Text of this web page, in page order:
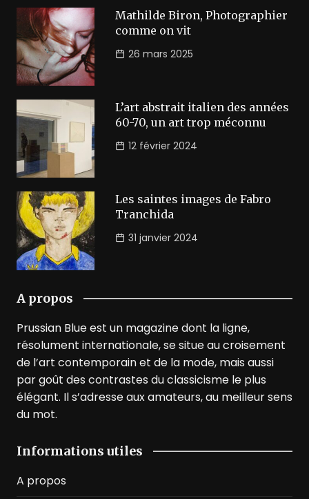
Mathilde Biron, Photographier
comme on vit
26 mars 2025
L’art abstrait italien des années
60-70, un art trop méconnu
12 février 2024
Les saintes images de Fabro
Tranchida
31 janvier 2024
A propos
Prussian Blue est un magazine dont la ligne,
résolument internationale, se situe au croisement
de l’art contemporain et de la mode, mais aussi
par goût des contrastes du classicisme le plus
élégant. Il s’adresse aux amateurs, au meilleur sens
du mot.
Informations utiles
A propos